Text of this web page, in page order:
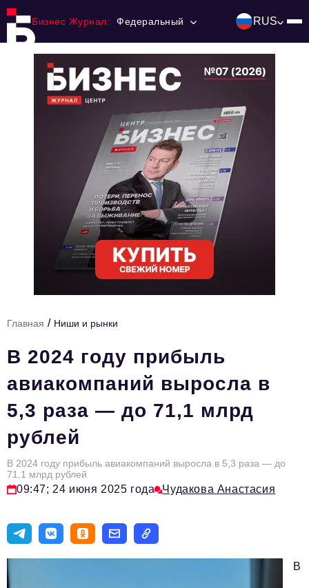
Бизнес Журнал: Федеральный RUS
Ниши и рынки
Технологии и тренды
HR
Персона номера
Юридический практикум
Стиль жизни
Туризм
Импортозамещение
Эксперты
Авторские материалы
Главная / Ниши и рынки
В 2024 году прибыль
авиакомпаний выросла в
5,3 раза — до 71,1 млрд
рублей
В 2024 году прибыль авиакомпаний выросла в 5,3 раза — до
71,1 млрд рублей
09:47; 24 июня 2025 года Чудакова Анастасия
В